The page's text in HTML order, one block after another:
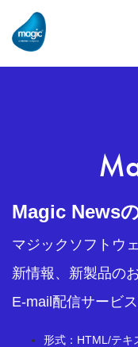
Magic News
マジックソフトウ
新情報、新製品の
E-mail配信サービス
形式：HTML/テキ